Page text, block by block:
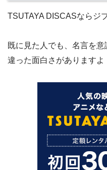
TSUTAYA DISCASならジ
既に見た人でも、名言を
違った面白さがありますよ